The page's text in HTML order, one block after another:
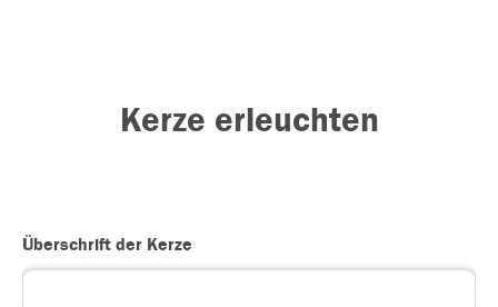
Kerze erleuchten
Überschrift der Kerze